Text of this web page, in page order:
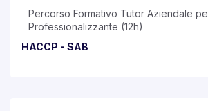
Percorso Formativo Tutor Aziendale
Professionalizzante (12h)
HACCP - SAB